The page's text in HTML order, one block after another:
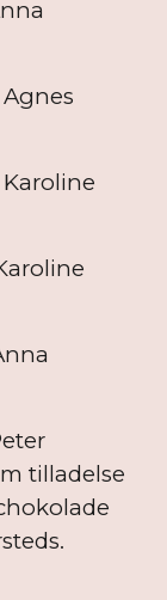
tilladelse